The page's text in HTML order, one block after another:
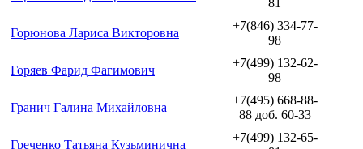
Горюнова Лариса Викторовна
+7(846) 334-77-
98
Горяев Фарид Фагимович
+7(499) 132-62-
98
Гранич Галина Михайловна
+7(495) 668-88-
88 доб. 60-33
Греченко Татьяна Кузьминична
+7(499) 132-65-